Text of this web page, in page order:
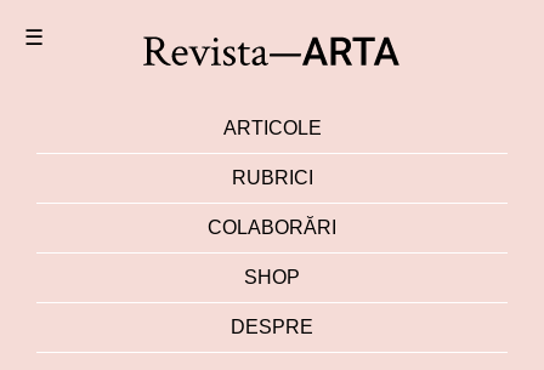
☰
ARTICOLE
RUBRICI
COLABORĂRI
SHOP
DESPRE